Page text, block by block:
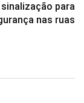
sinalização para
nas ruas